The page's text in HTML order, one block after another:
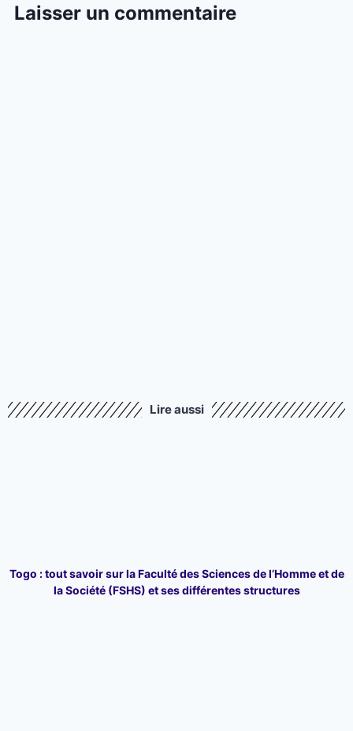
Laisser un commentaire
Lire aussi
Togo : tout savoir sur la Faculté des Sciences de l’Homme et de
la Société (FSHS) et ses différentes structures